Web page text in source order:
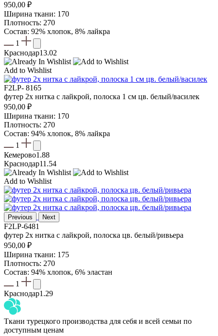
950,00 ₽
Ширина ткани: 170
Плотность: 270
Состав: 92% хлопок, 8% лайкра
1
Краснодар13.02
Add to Wishlist
F2LP- 8165
футер 2х нитка с лайкрой, полоска 1 см цв. белый/василек
950,00 ₽
Ширина ткани: 170
Плотность: 270
Состав: 94% хлопок, 8% лайкра
1
Кемерово1.88
Краснодар11.54
Add to Wishlist
Previous Next
F2LP-6481
футер 2х нитка с лайкрой, полоска цв. белый/ривьера
950,00 ₽
Ширина ткани: 175
Плотность: 270
Состав: 94% хлопок, 6% эластан
1
Краснодар1.29
Ткани турецкого производства для себя и всей семьи по
доступным ценам